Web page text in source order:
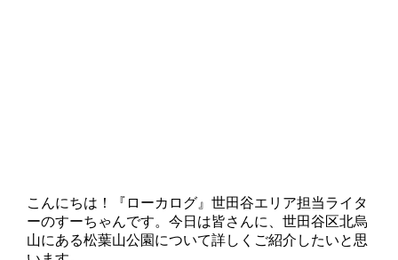
こんにちは！『ローカログ』世田谷エリア担当ライタ
ーのすーちゃんです。今日は皆さんに、世田谷区北烏
山にある松葉山公園について詳しくご紹介したいと思